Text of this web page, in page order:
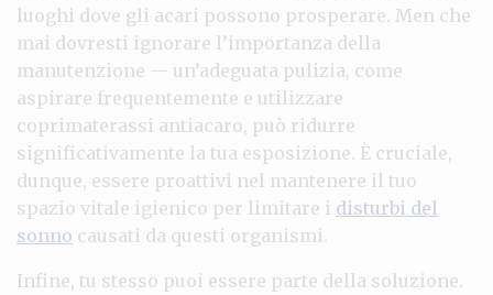
luoghi dove gli acari possono prosperare. Men che
mai dovresti ignorare l’importanza della
manutenzione — un’adeguata pulizia, come
aspirare frequentemente e utilizzare
coprimaterassi antiacaro, può ridurre
significativamente la tua esposizione. È cruciale,
dunque, essere proattivi nel mantenere il tuo
spazio vitale igienico per limitare i disturbi del
sonno causati da questi organismi.
Infine, tu stesso puoi essere parte della soluzione.